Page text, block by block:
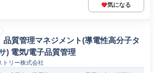
気になる
品質管理マネジメント(導電性高分子タ
) 電気/電子品質管理
トリー株式会社